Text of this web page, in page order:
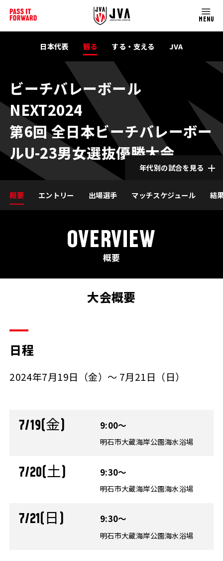
MENU
日本代表 観る する・支える JVA
ビーチバレーボール
NEXT2024
第6回 全日本ビーチバレーボー
ルU-23男女選抜優勝大会
年代別の試合を見る
概要 エントリー 出場選手 マッチスケジュール 結
OVERVIEW
概要
大会概要
日程
2024年7月19日（金）～ 7月21日（日）
7/19(金) 9:00～
明石市大蔵海岸公園海水浴場
7/20(土) 9:30～
明石市大蔵海岸公園海水浴場
7/21(日) 9:30～
明石市大蔵海岸公園海水浴場